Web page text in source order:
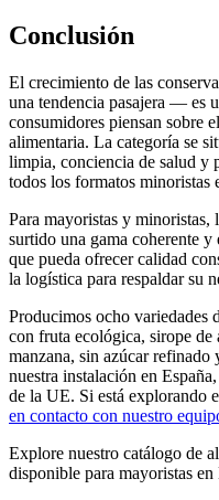
Conclusión
El crecimiento de las
una tendencia pasajera — es
consumidores piensan sobre
alimentaria. La categoría se
limpia, conciencia de salud y
todos los formatos minoristas
Para mayoristas y minoristas,
surtido una gama coherente
que pueda ofrecer calidad
la logística para respaldar su
Producimos ocho variedades
con fruta ecológica, sirope
manzana, sin azúcar
nuestra instalación en
de la UE. Si está explorando
en contacto con nuestro
Explore nuestro catálogo de
disponible para mayoristas